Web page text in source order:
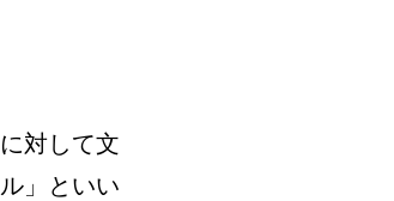
対して文
」といい